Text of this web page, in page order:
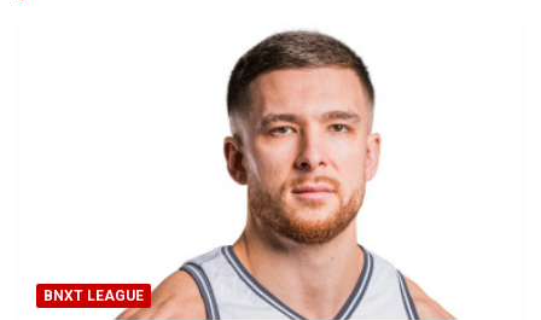
BNXT LEAGUE